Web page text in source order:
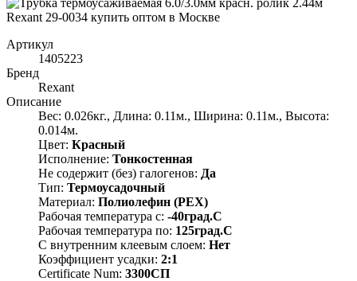
Артикул
1405223
Бренд
Rexant
Описание
Вес: 0.026кг., Длина: 0.11м., Ширина: 0.11м., Высота:
0.014м.
Цвет: Красный
Исполнение: Тонкостенная
Не содержит (без) галогенов: Да
Тип: Термоусадочный
Материал: Полиолефин (PEX)
Рабочая температура с: -40град.C
Рабочая температура по: 125град.C
С внутренним клеевым слоем: Нет
Коэффициент усадки: 2:1
Certificate Num: 3300СП